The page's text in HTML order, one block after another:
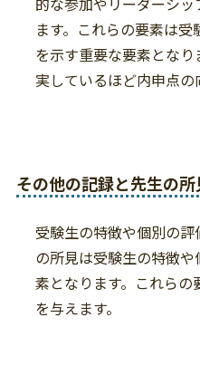
ます。これらの要素は
を示す重要な要素とな
実しているほど内申点の
その他の記録と先生の所
受験生の特徴や個別の
の所見は受験生の特徴
素となります。これら
を与えます。